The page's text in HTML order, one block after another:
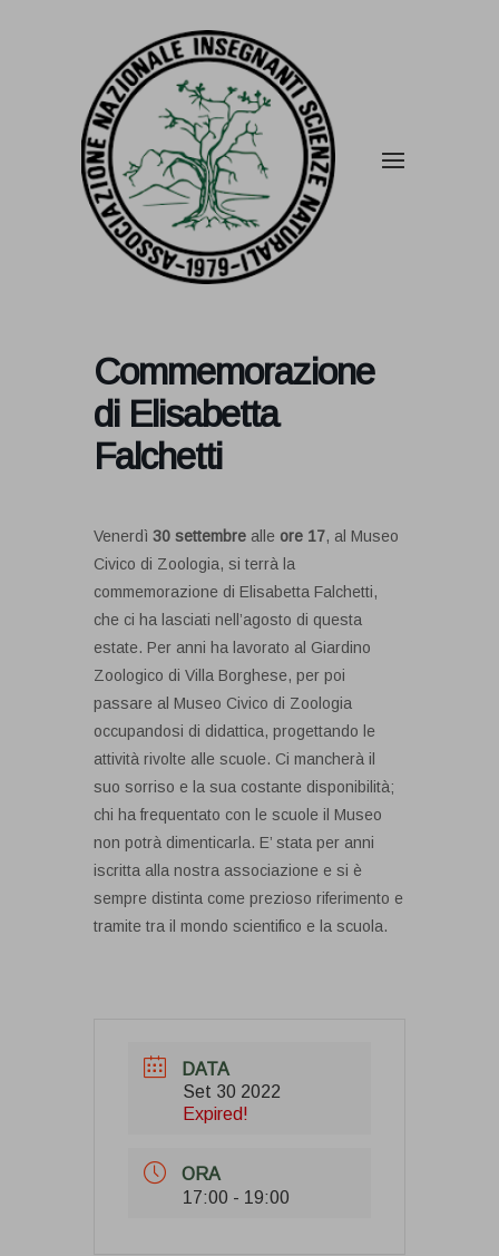
Commemorazione
di Elisabetta
Falchetti
Venerdì 30 settembre alle ore 17, al Museo
Civico di Zoologia, si terrà la
commemorazione di Elisabetta Falchetti,
che ci ha lasciati nell’agosto di questa
estate. Per anni ha lavorato al Giardino
Zoologico di Villa Borghese, per poi
passare al Museo Civico di Zoologia
occupandosi di didattica, progettando le
attività rivolte alle scuole. Ci mancherà il
suo sorriso e la sua costante disponibilità;
chi ha frequentato con le scuole il Museo
non potrà dimenticarla. E’ stata per anni
iscritta alla nostra associazione e si è
sempre distinta come prezioso riferimento e
tramite tra il mondo scientifico e la scuola.
DATA
Set 30 2022
Expired!
ORA
17:00 - 19:00